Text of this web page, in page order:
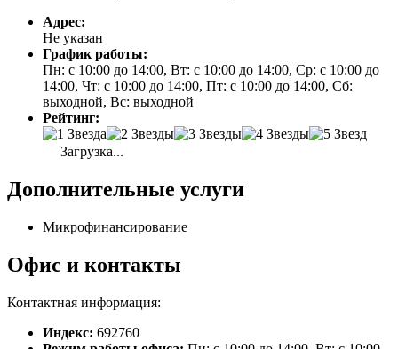
Адрес:
Не указан
График работы:
Пн: с 10:00 до 14:00, Вт: с 10:00 до 14:00, Ср: с 10:00 до
14:00, Чт: с 10:00 до 14:00, Пт: с 10:00 до 14:00, Сб:
выходной, Вс: выходной
Рейтинг:
Загрузка...
Дополнительные услуги
Микрофинансирование
Офис и контакты
Контактная информация:
Индекс: 692760